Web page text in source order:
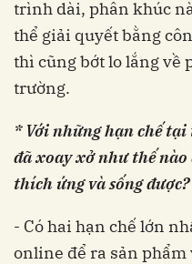
trình dài, phân khúc
thể giải quyết bằng
thì cũng bớt lo lắng về
trường.
* Với những hạn chế
đã xoay xở như thế nào
thích ứng và sống được?
- Có hai hạn chế lớn
online để ra sản phẩm